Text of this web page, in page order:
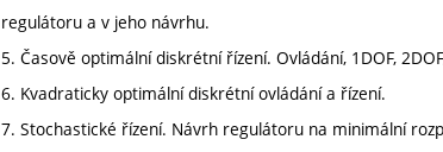
regulátoru a v jeho návrhu.
5. Časově optimální diskrétní řízení. Ovládání, 1DOF,
6. Kvadraticky optimální diskrétní ovládání a řízení.
7. Stochastické řízení. Návrh regulátoru na minimální